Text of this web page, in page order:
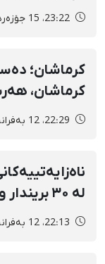
سێدارەدایە
23:22، 15 جۆزەردان 2726
کرماشان،
22:29، 12 بەفرانبار 2725
لە ۳۰
کرماشان و
22:13، 12 بەفرانبار 2725